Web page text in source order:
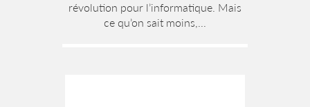
révolution pour l’informatique. Mais
ce qu’on sait moins,...